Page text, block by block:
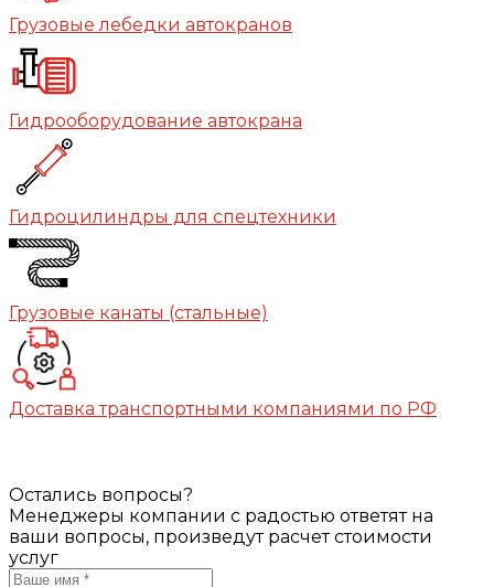
Грузовые лебедки автокранов
Гидрооборудование автокрана
Гидроцилиндры для спецтехники
Грузовые канаты (стальные)
Доставка транспортными компаниями по РФ
Остались вопросы?
Менеджеры компании с радостью ответят на
ваши вопросы, произведут расчет стоимости
услуг